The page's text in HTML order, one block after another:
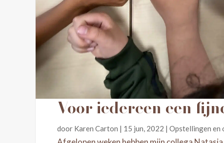
Voor iedereen een
door Karen Carton | 15 jun, 2022 |Opstellingen en